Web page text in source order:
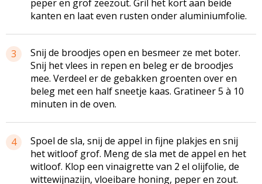
peper en grof zeezout. Gril het kort aan beide
kanten en laat even rusten onder aluminiumfolie.
3
Snij de broodjes open en besmeer ze met boter.
Snij het vlees in repen en beleg er de broodjes
mee. Verdeel er de gebakken groenten over en
beleg met een half sneetje kaas. Gratineer 5 à 10
minuten in de oven.
4
Spoel de sla, snij de appel in fijne plakjes en snij
het witloof grof. Meng de sla met de appel en het
witloof. Klop een vinaigrette van 2 el olijfolie, de
wittewijnazijn, vloeibare honing, peper en zout.